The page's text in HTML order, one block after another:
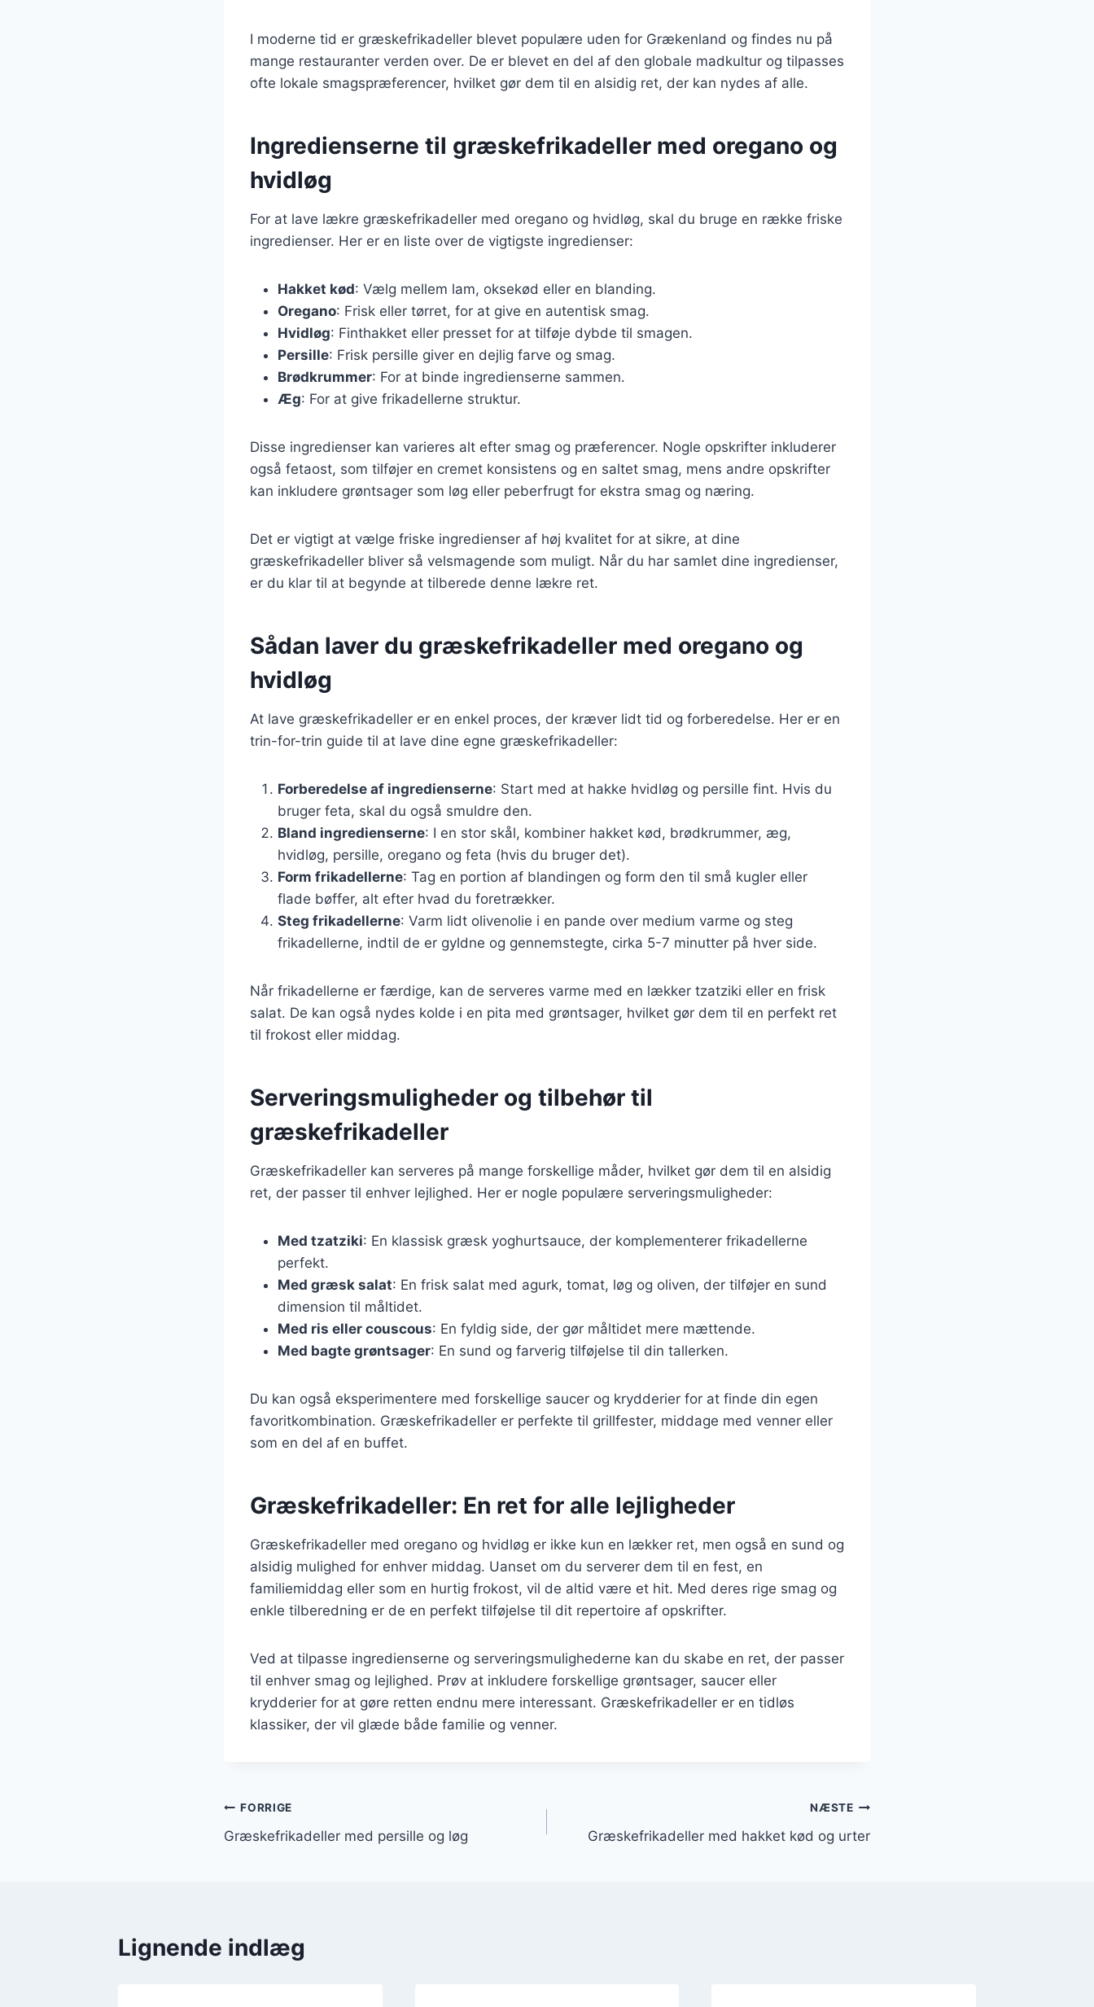
I moderne tid er græskefrikadeller blevet populære uden for Grækenland og findes nu på
mange restauranter verden over. De er blevet en del af den globale madkultur og tilpasses
ofte lokale smagspræferencer, hvilket gør dem til en alsidig ret, der kan nydes af alle.
Ingredienserne til græskefrikadeller med oregano og
hvidløg
For at lave lækre græskefrikadeller med oregano og hvidløg, skal du bruge en række friske
ingredienser. Her er en liste over de vigtigste ingredienser:
Hakket kød: Vælg mellem lam, oksekød eller en blanding.
Oregano: Frisk eller tørret, for at give en autentisk smag.
Hvidløg: Finthakket eller presset for at tilføje dybde til smagen.
Persille: Frisk persille giver en dejlig farve og smag.
Brødkrummer: For at binde ingredienserne sammen.
Æg: For at give frikadellerne struktur.
Disse ingredienser kan varieres alt efter smag og præferencer. Nogle opskrifter inkluderer
også fetaost, som tilføjer en cremet konsistens og en saltet smag, mens andre opskrifter
kan inkludere grøntsager som løg eller peberfrugt for ekstra smag og næring.
Det er vigtigt at vælge friske ingredienser af høj kvalitet for at sikre, at dine
græskefrikadeller bliver så velsmagende som muligt. Når du har samlet dine ingredienser,
er du klar til at begynde at tilberede denne lækre ret.
Sådan laver du græskefrikadeller med oregano og
hvidløg
At lave græskefrikadeller er en enkel proces, der kræver lidt tid og forberedelse. Her er en
trin-for-trin guide til at lave dine egne græskefrikadeller:
Forberedelse af ingredienserne: Start med at hakke hvidløg og persille fint. Hvis du
bruger feta, skal du også smuldre den.
Bland ingredienserne: I en stor skål, kombiner hakket kød, brødkrummer, æg,
hvidløg, persille, oregano og feta (hvis du bruger det).
Form frikadellerne: Tag en portion af blandingen og form den til små kugler eller
flade bøffer, alt efter hvad du foretrækker.
Steg frikadellerne: Varm lidt olivenolie i en pande over medium varme og steg
frikadellerne, indtil de er gyldne og gennemstegte, cirka 5-7 minutter på hver side.
Når frikadellerne er færdige, kan de serveres varme med en lækker tzatziki eller en frisk
salat. De kan også nydes kolde i en pita med grøntsager, hvilket gør dem til en perfekt ret
til frokost eller middag.
Serveringsmuligheder og tilbehør til
græskefrikadeller
Græskefrikadeller kan serveres på mange forskellige måder, hvilket gør dem til en alsidig
ret, der passer til enhver lejlighed. Her er nogle populære serveringsmuligheder:
Med tzatziki: En klassisk græsk yoghurtsauce, der komplementerer frikadellerne
perfekt.
Med græsk salat: En frisk salat med agurk, tomat, løg og oliven, der tilføjer en sund
dimension til måltidet.
Med ris eller couscous: En fyldig side, der gør måltidet mere mættende.
Med bagte grøntsager: En sund og farverig tilføjelse til din tallerken.
Du kan også eksperimentere med forskellige saucer og krydderier for at finde din egen
favoritkombination. Græskefrikadeller er perfekte til grillfester, middage med venner eller
som en del af en buffet.
Græskefrikadeller: En ret for alle lejligheder
Græskefrikadeller med oregano og hvidløg er ikke kun en lækker ret, men også en sund og
alsidig mulighed for enhver middag. Uanset om du serverer dem til en fest, en
familiemiddag eller som en hurtig frokost, vil de altid være et hit. Med deres rige smag og
enkle tilberedning er de en perfekt tilføjelse til dit repertoire af opskrifter.
Ved at tilpasse ingredienserne og serveringsmulighederne kan du skabe en ret, der passer
til enhver smag og lejlighed. Prøv at inkludere forskellige grøntsager, saucer eller
krydderier for at gøre retten endnu mere interessant. Græskefrikadeller er en tidløs
klassiker, der vil glæde både familie og venner.
Indlægsnavigation
FORRIGE
Græskefrikadeller med persille og løg
NÆSTE
Græskefrikadeller med hakket kød og urter
Lignende indlæg